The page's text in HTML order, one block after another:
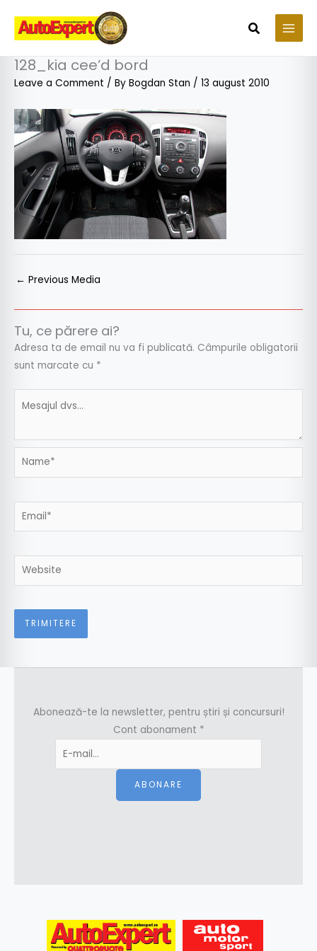
content
Search
128_kia cee’d bord
Leave a Comment / By Bogdan Stan / 13 august 2010
← Previous Media
Tu, ce părere ai?
Adresa ta de email nu va fi publicată. Câmpurile obligatorii
sunt marcate cu *
Name*
Email*
Website
Abonează-te la newsletter, pentru știri și concursuri!
Cont abonament *
ABONARE